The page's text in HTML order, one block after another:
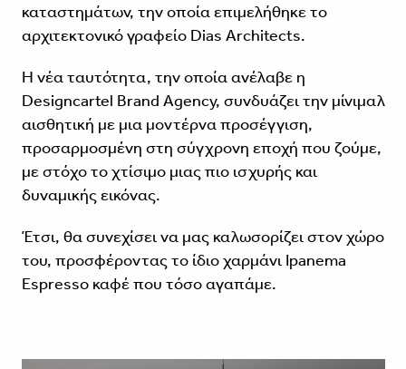
καταστημάτων, την οποία επιμελήθηκε το
αρχιτεκτονικό γραφείο Dias Architects.
Η νέα ταυτότητα, την οποία ανέλαβε η
Designcartel Brand Agency, συνδυάζει την μίνιμαλ
αισθητική με μια μοντέρνα προσέγγιση,
προσαρμοσμένη στη σύγχρονη εποχή που ζούμε,
με στόχο το χτίσιμο μιας πιο ισχυρής και
δυναμικής εικόνας.
Έτσι, θα συνεχίσει να μας καλωσορίζει στον χώρο
του, προσφέροντας το ίδιο χαρμάνι Ipanema
Espresso καφέ που τόσο αγαπάμε.